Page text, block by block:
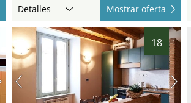
Detalles Mostrar oferta
18